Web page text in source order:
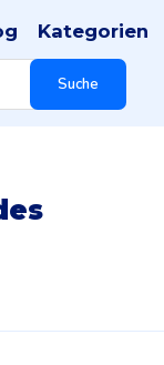
Suche
Kategorien